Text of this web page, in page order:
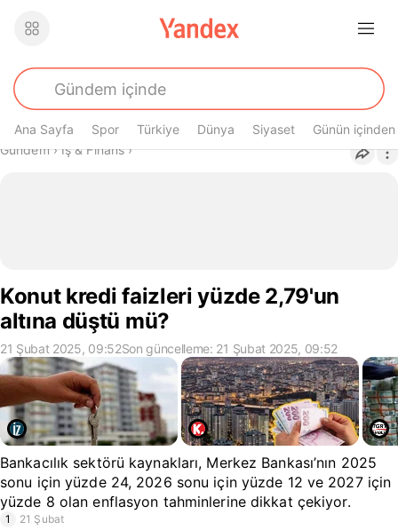
Ana Sayfa Spor Türkiye Dünya Siyaset Günün içinden
Buradasın
Gündem› İş & Finans›
Konut kredi faizleri yüzde 2,79'un
altına düştü mü?
21 Şubat 2025, 09:52Son güncelleme: 21 Şubat 2025, 09:52
Bankacılık sektörü kaynakları, Merkez Bankası’nın 2025
sonu için yüzde 24, 2026 sonu için yüzde 12 ve 2027 için
yüzde 8 olan enflasyon tahminlerine dikkat çekiyor.
1 21 Şubat